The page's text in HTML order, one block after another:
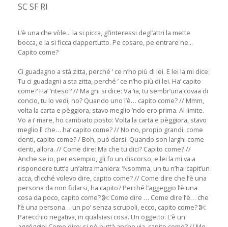
SC SF RI
L’è una che vòle... la si picca, gl’interessi degl’attri la mette
bocca, e la si ficca dappertutto. Pe cosare, pe entrare ne...
Capito come?
Ci guadagno a stà zitta, perché ’ ce n’ho più di lei. E lei la mi dice:
Tu ci guadagni a sta zitta, perché ’ ce n’ho più di lei. Ha’ capito
come? Ha’ ’nteso? // Ma gni si dice: Va ’ia, tu sembr’una covaa di
concio, tu lo vedi, no? Quando uno l’è… capito come? // Mmm,
volta la carta e pèggiora, stavo meglio ’ndo ero prima. Al limite.
Vo a i’ mare, ho cambiato posto: Volta la carta e pèggiora, stavo
meglio lì che… ha’ capito come? // No no, propio grandi, come
denti, capito come? / Boh, può darsi. Quando son larghi come
denti, allora. // Come dire: Ma che tu dici? Capito come? //
Anche se io, per esempio, gli fo un discorso, e lei la mi va a
rispondere tutt’a un’altra maniera: ’Nsomma, un tu n’hai capit’un
acca, d’icché volevo dire, capito come? // Come dire che l’è una
persona da non fidarsi, ha capito? Perché l’aggeggio l’è una
cosa da poco, capito come?
Come dire … Come dire l’è… che
l’è una persona… un po’ senza scrupoli, ecco, capito come?
Parecchio negativa, in qualsiasi cosa. Un oggetto: L’è un